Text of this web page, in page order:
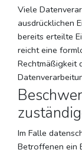
Viele
ausdrücklichen
bereits erteilte
reicht eine
Rechtmäßigkeit
Im Falle
Betroffenen ein